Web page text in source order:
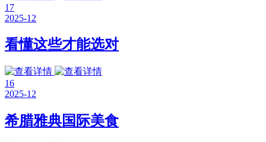
17
2025-12
看懂这些才能选对
16
2025-12
希腊雅典国际美食